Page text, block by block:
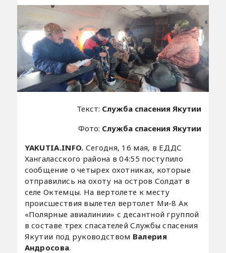
Текст: Служба спасения Якутии
Фото: Служба спасения Якутии
YAKUTIA.INFO. Сегодня, 16 мая, в ЕДДС
Хангаласского района в 04:55 поступило
сообщение о четырех охотниках, которые
отправились на охоту на остров Солдат в
селе Октемцы. На вертолете к месту
происшествия вылетел вертолет Ми-8 Ак
«Полярные авиалинии» с десантной группой
в составе трех спасателей Службы спасения
Якутии под руководством Валерия
Андросова.